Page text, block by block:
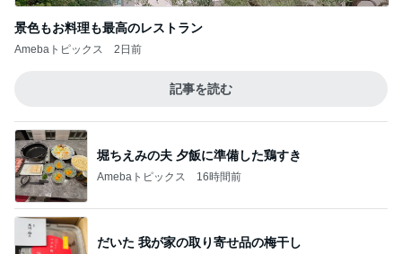
景色もお料理も最高のレストラン
Amebaトピックス 2日前
記事を読む
堀ちえみの夫 夕飯に準備した鶏すき
Amebaトピックス 16時間前
だいた 我が家の取り寄せ品の梅干し